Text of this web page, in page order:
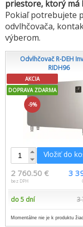
priestore, ktorý má
Pokiaľ potrebujete
odvlhčovača,
výberom.
Odvlhčovač R-DEH
RIDH96
AKCIA
DOPRAVA ZDARMA
-9%
Vložiť do
2 760.50 €
bez DPH
3
do 5 dní 3
Momentálne nie je k produktu